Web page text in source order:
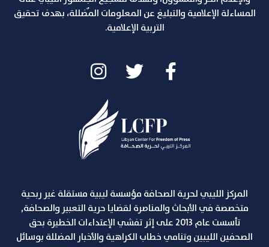
المساءلة الإعلامية والتبليغ عن المعلومات المٌضللة، بهدف تحقيق
التربية الإعلامية.
المركز الليبي لحرية الصحافة مؤسسة ليبية مستقلة غير ربحية
متخصصة في الأبحاث والمناصرة لقضايا حرية التعبير والصحافة,
تأسست عام 2013 على إثر تفشي الإعتداءات الخطيرة بحق
الصحفين الليبين وتنامي خطاب الكراهية والأخبار المضللة بوسائل